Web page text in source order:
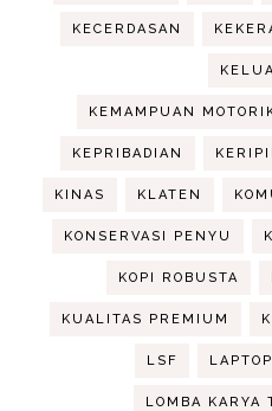
KECERDASAN
KEMAMPUAN
KEPRIBADIAN
KINAS KLATEN
KONSERVASI PENYU
KOPI ROBUSTA
KUALITAS PREMIUM
LSF LAPTOP
LOMBA KARYA